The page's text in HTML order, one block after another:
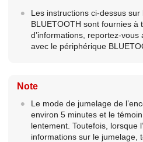
Les instructions ci-dessus
BLUETOOTH sont fournies à
d’informations, reportez-vous
avec le périphérique
Note
Le mode de jumelage de
environ 5 minutes et le témoin
lentement. Toutefois, lorsque
informations sur le jumelage,